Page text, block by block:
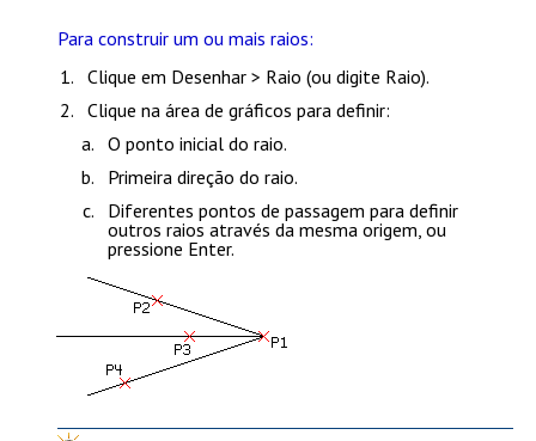
Para construir um ou mais raios:
Clique em Desenhar > Raio (ou digite Raio).
Clique na área de gráficos para definir:
O ponto inicial do raio.
Primeira direção do raio.
Diferentes pontos de passagem para definir
outros raios através da mesma origem, ou
pressione Enter.